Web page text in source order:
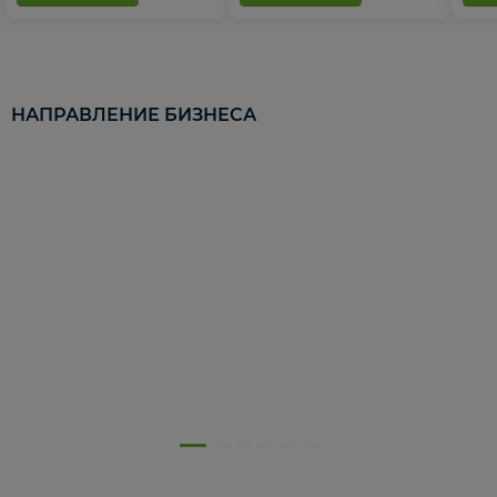
НАПРАВЛЕНИЕ БИЗНЕСА